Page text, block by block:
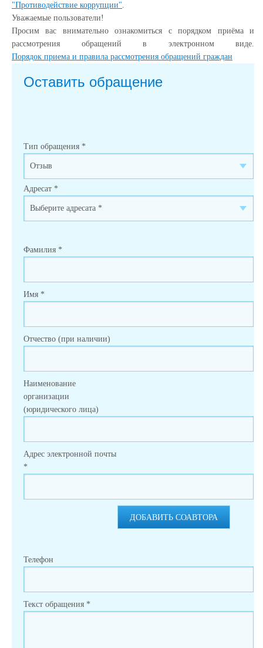
"Противодействие коррупции".
Уважаемые пользователи!
Просим вас внимательно ознакомиться с порядком приёма и
рассмотрения обращений в электронном виде.
Порядок приема и правила рассмотрения обращений граждан
Оставить обращение
Тип обращения *
Адресат *
Фамилия *
Имя *
Отчество (при наличии)
Наименование
организации
(юридического лица)
Адрес электронной почты
*
ДОБАВИТЬ СОАВТОРА
Телефон
Текст обращения *